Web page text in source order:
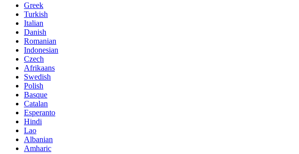
Greek
Turkish
Italian
Danish
Romanian
Indonesian
Czech
Afrikaans
Swedish
Polish
Basque
Catalan
Esperanto
Hindi
Lao
Albanian
Amharic